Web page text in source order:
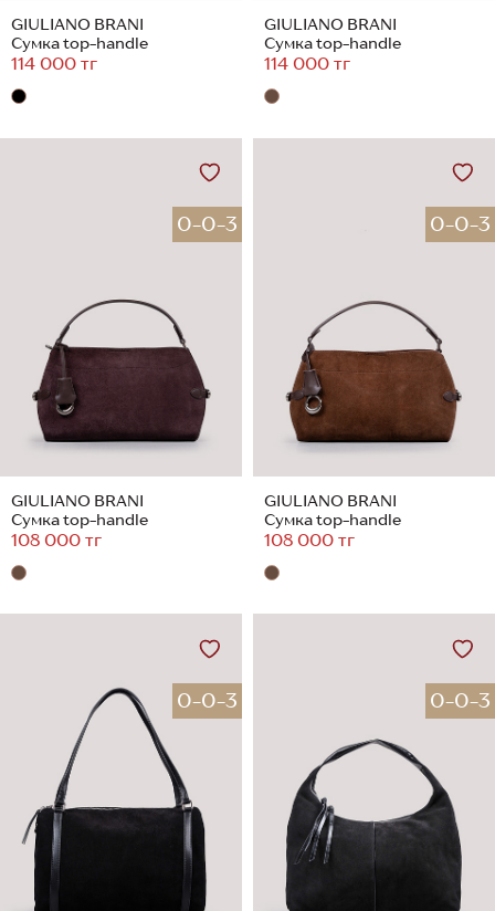
GIULIANO BRANI
Сумка top-handle
114 000 тг
GIULIANO BRANI
Сумка top-handle
114 000 тг
0-0-3
GIULIANO BRANI
Сумка top-handle
108 000 тг
0-0-3
GIULIANO BRANI
Сумка top-handle
108 000 тг
0-0-3 0-0-3